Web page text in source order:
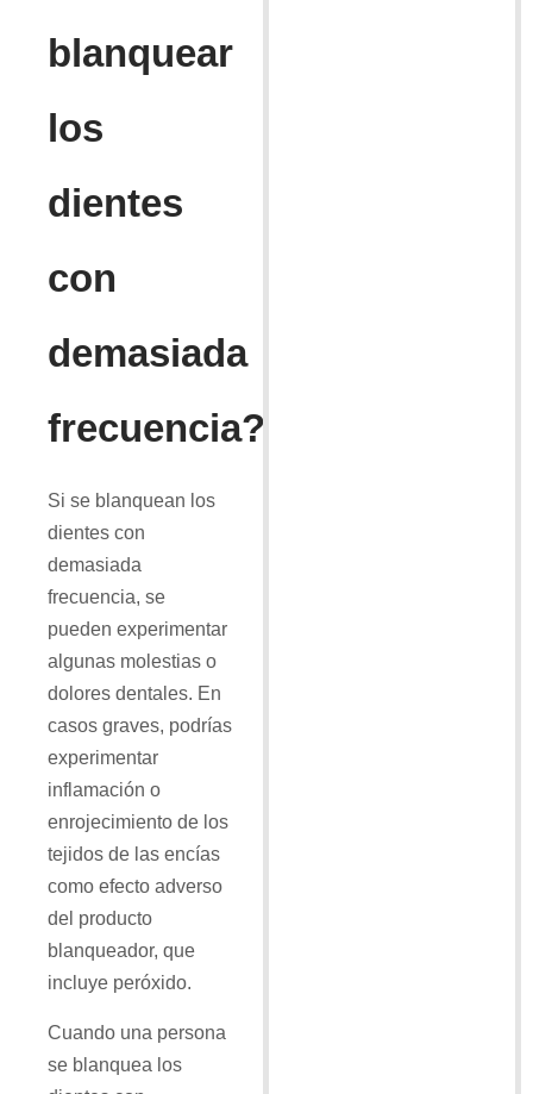
blanquear
los
dientes
con
demasiada
frecuencia?
Si se blanquean los
dientes con
demasiada
frecuencia, se
pueden experimentar
algunas molestias o
dolores dentales. En
casos graves, podrías
experimentar
inflamación o
enrojecimiento de los
tejidos de las encías
como efecto adverso
del producto
blanqueador, que
incluye peróxido.
Cuando una persona
se blanquea los